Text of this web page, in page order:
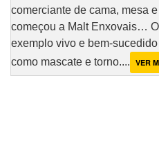
comerciante de cama, mesa
começou a Malt Enxovais…
exemplo vivo e bem-
como mascate e torno.... VER